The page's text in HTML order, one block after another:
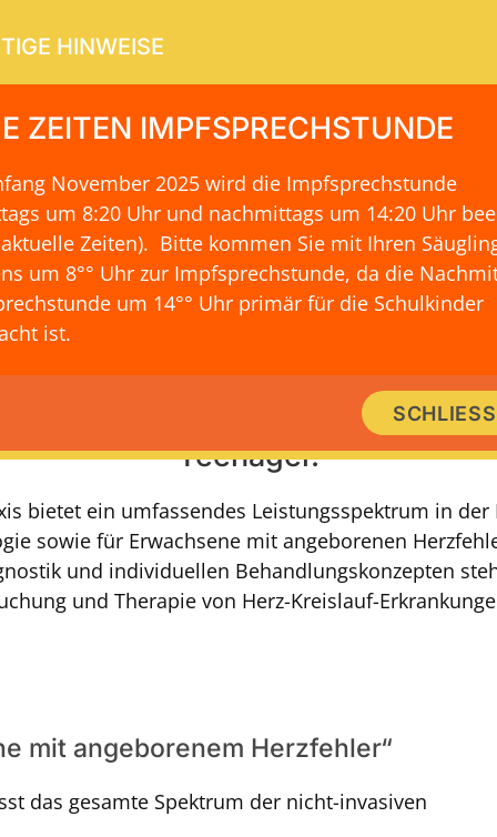
KONTAKT & LAGE
UND
U-
und mehr vom
Teenager.
bietet ein umfassendes Leistungsspektrum in der
sowie für Erwachsene mit angeborenen
und individuellen Behandlungskonzepten
und Therapie von Herz-Kreislauf-
mit angeborenem Herzfehler“
das gesamte Spektrum der nicht-invasiven
HINWEISE
ZEITEN IMPFSPRECHSTUNDE
November 2025 wird die Impfsprechstunde
um 8:20 Uhr und nachmittags um 14:20 Uhr
Zeiten). Bitte kommen Sie mit Ihren
um 8°° Uhr zur Impfsprechstunde, da die
um 14°° Uhr primär für die Schulkinder
ist.